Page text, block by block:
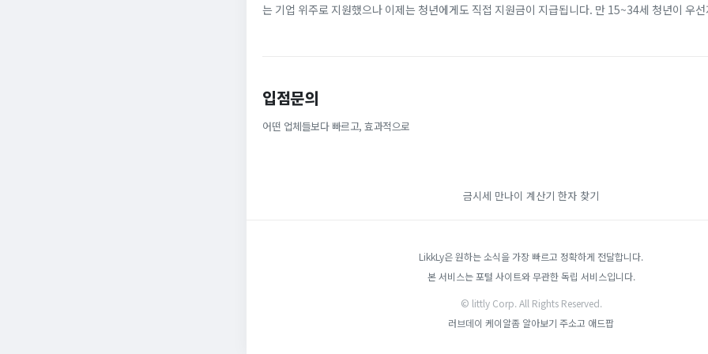
는 기업 위주로 지원했으나 이제는 청년에게도 직접 지원금이 지급됩니다. 만 15~34세 청년이 우
입점문의
어떤 업체들보다 빠르고, 효과적으로
금시세 만나이 계산기 한자 찾기
LikkLy은 원하는 소식을 가장 빠르고 정확하게 전달합니다.
본 서비스는 포털 사이트와 무관한 독립 서비스입니다.
© littly Corp. All Rights Reserved.
러브데이 케이알좀 알아보기 주소고 애드팝